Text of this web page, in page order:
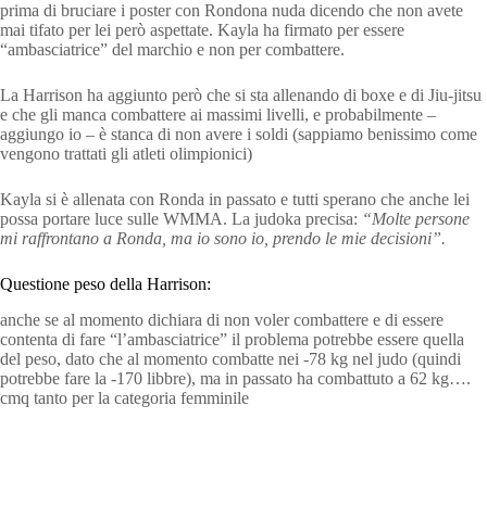
prima di bruciare i poster con Rondona nuda dicendo che non avete
mai tifato per lei però aspettate. Kayla ha firmato per essere
“ambasciatrice” del marchio e non per combattere.
La Harrison ha aggiunto però che si sta allenando di boxe e di Jiu-jitsu
e che gli manca combattere ai massimi livelli, e probabilmente –
aggiungo io – è stanca di non avere i soldi (sappiamo benissimo come
vengono trattati gli atleti olimpionici)
Kayla si è allenata con Ronda in passato e tutti sperano che anche lei
possa portare luce sulle WMMA. La judoka precisa: “Molte persone
mi raffrontano a Ronda, ma io sono io, prendo le mie decisioni”.
Questione peso della Harrison:
anche se al momento dichiara di non voler combattere e di essere
contenta di fare “l’ambasciatrice” il problema potrebbe essere quella
del peso, dato che al momento combatte nei -78 kg nel judo (quindi
potrebbe fare la -170 libbre), ma in passato ha combattuto a 62 kg….
cmq tanto per la categoria femminile